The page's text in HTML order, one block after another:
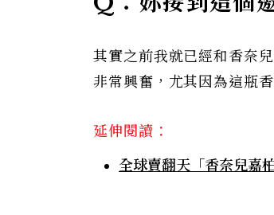
其實之前我就已經和香奈
非常興奮，尤其因為這瓶
延伸閱讀：
全球賣翻天「香奈兒嘉